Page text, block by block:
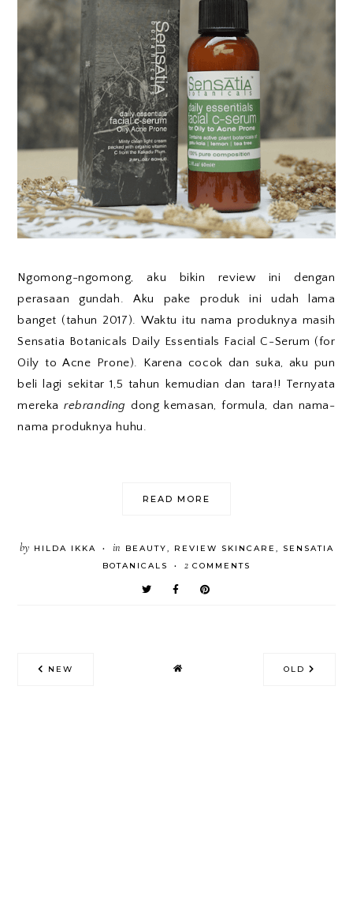
Ngomong-ngomong, aku bikin review ini dengan
perasaan gundah. Aku pake produk ini udah lama
banget (tahun 2017). Waktu itu nama produknya masih
Sensatia Botanicals Daily Essentials Facial C-Serum (for
Oily to Acne Prone). Karena cocok dan suka, aku pun
beli lagi sekitar 1,5 tahun kemudian dan tara!! Ternyata
mereka rebranding dong kemasan, formula, dan nama-
nama produknya huhu.
READ MORE
by HILDA IKKA • in BEAUTY, REVIEW SKINCARE ,
SENSATIA
BOTANICALS
• 2 COMMENTS
NEW OLD